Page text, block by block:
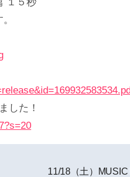
した！
11/18（土）